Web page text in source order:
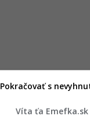
Víta ťa Emefka.sk
Pokračovať s